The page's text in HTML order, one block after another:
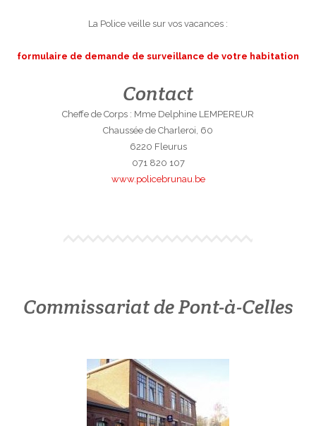
La Police veille sur vos vacances :
formulaire de demande de surveillance de votre habitation
Contact
Cheffe de Corps : Mme Delphine LEMPEREUR
Chaussée de Charleroi, 60
6220 Fleurus
071 820 107
www.policebrunau.be
Commissariat de Pont-à-Celles